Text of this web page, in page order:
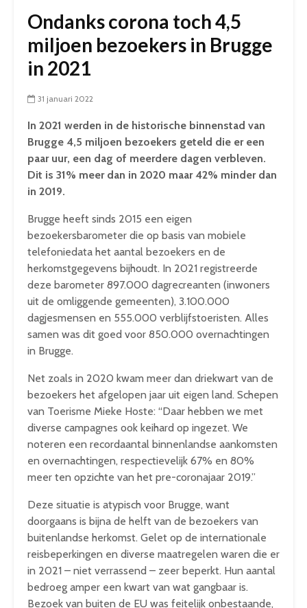
Ondanks corona toch 4,5
miljoen bezoekers in Brugge
in 2021
31 januari 2022
In 2021 werden in de historische binnenstad van
Brugge 4,5 miljoen bezoekers geteld die er een
paar uur, een dag of meerdere dagen verbleven.
Dit is 31% meer dan in 2020 maar 42% minder dan
in 2019.
Brugge heeft sinds 2015 een eigen
bezoekersbarometer die op basis van mobiele
telefoniedata het aantal bezoekers en de
herkomstgegevens bijhoudt. In 2021 registreerde
deze barometer 897.000 dagrecreanten (inwoners
uit de omliggende gemeenten), 3.100.000
dagjesmensen en 555.000 verblijfstoeristen. Alles
samen was dit goed voor 850.000 overnachtingen
in Brugge.
Net zoals in 2020 kwam meer dan driekwart van de
bezoekers het afgelopen jaar uit eigen land. Schepen
van Toerisme Mieke Hoste: “Daar hebben we met
diverse campagnes ook keihard op ingezet. We
noteren een recordaantal binnenlandse aankomsten
en overnachtingen, respectievelijk 67% en 80%
meer ten opzichte van het pre-coronajaar 2019.”
Deze situatie is atypisch voor Brugge, want
doorgaans is bijna de helft van de bezoekers van
buitenlandse herkomst. Gelet op de internationale
reisbeperkingen en diverse maatregelen waren die er
in 2021 – niet verrassend – zeer beperkt. Hun aantal
bedroeg amper een kwart van wat gangbaar is.
Bezoek van buiten de EU was feitelijk onbestaande,